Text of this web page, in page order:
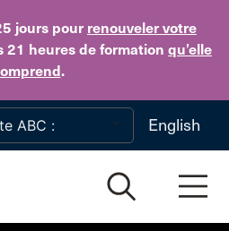
jours pour renouveler votre
21 heures de formation qu’elle
.
Skip to main content
English